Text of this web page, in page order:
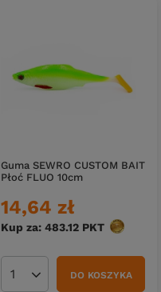
Guma SEWRO CUSTOM BAIT
Płoć FLUO 10cm
14,64 zł
Kup za: 483.12 PKT punktów
Ilość produktówDO KOSZYKA